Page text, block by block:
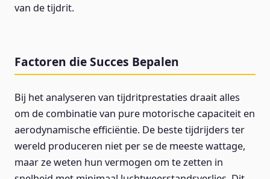
van de tijdrit.
Factoren die Succes Bepalen
Bij het analyseren van tijdritprestaties draait alles
om de combinatie van pure motorische capaciteit en
aerodynamische efficiëntie. De beste tijdrijders ter
wereld produceren niet per se de meeste wattage,
maar ze weten hun vermogen om te zetten in